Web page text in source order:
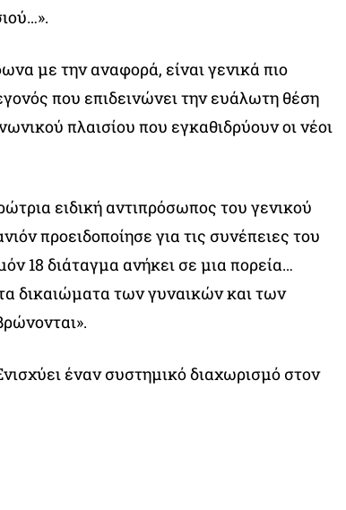
με την αναφορά, είναι γενικά πιο
που επιδεινώνει την ευάλωτη θέση
πλαισίου που εγκαθιδρύουν οι νέοι
ειδική αντιπρόσωπος του γενικού
προειδοποίησε για τις συνέπειες του
18 διάταγμα ανήκει σε μια πορεία…
δικαιώματα των γυναικών και των
έναν συστημικό διαχωρισμό στον